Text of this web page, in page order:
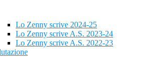
Lo Zenny scrive 2024-25
Lo Zenny scrive A.S. 2023-24
Lo Zenny scrive A.S. 2022-23